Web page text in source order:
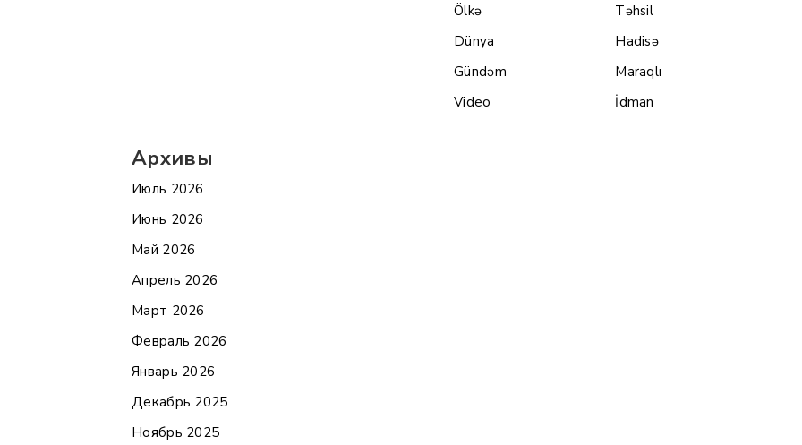
Архивы
Июль 2026
Июнь 2026
Май 2026
Апрель 2026
Март 2026
Февраль 2026
Январь 2026
Декабрь 2025
Ноябрь 2025
Ölkə
Dünya
Gündəm
Video
Təhsil
Hadisə
Maraqlı
İdman